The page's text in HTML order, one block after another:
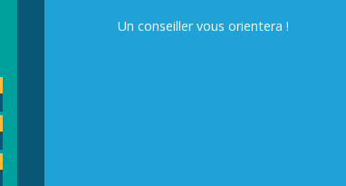
Un conseiller vous orientera !